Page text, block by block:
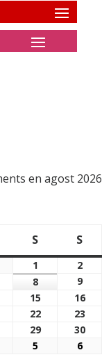
en agost 2026
Divendres
S Dissabte
S
31/07/2026
1 01/08/2026
2
07/08/2026
808/08/2026
9
08/2026
15 15/08/2026
16
21/08/2026
22 22/08/2026
23
28/08/2026
29 29/08/2026
30
09/2026
5 05/09/2026
606/